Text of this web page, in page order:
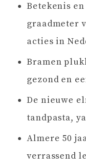
Betekenis
graadmeter
acties in
Bramen
gezond en
De nieuwe
tandpasta,
Almere 50
verrassend